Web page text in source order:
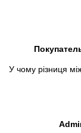
У чому різниця